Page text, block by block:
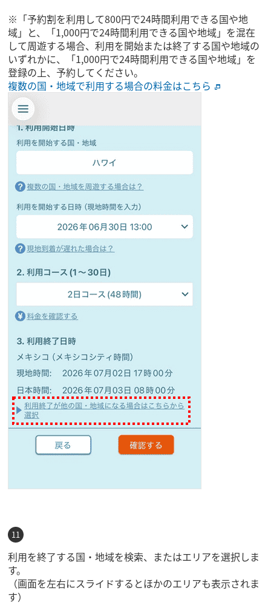
※「予約割を利用して800円で24時間利用できる国や地
域」と、「1,000円で24時間利用できる国や地域」を混在
して周遊する場合、利用を開始または終了する国や地域の
いずれかに、「1,000円で24時間利用できる国や地域」を
登録の上、予約してください。
複数の国・地域で利用する場合の料金はこちら
利用を終了する国・地域を検索、またはエリアを選択しま
す。
（画面を左右にスライドするとほかのエリアも表示されま
す）